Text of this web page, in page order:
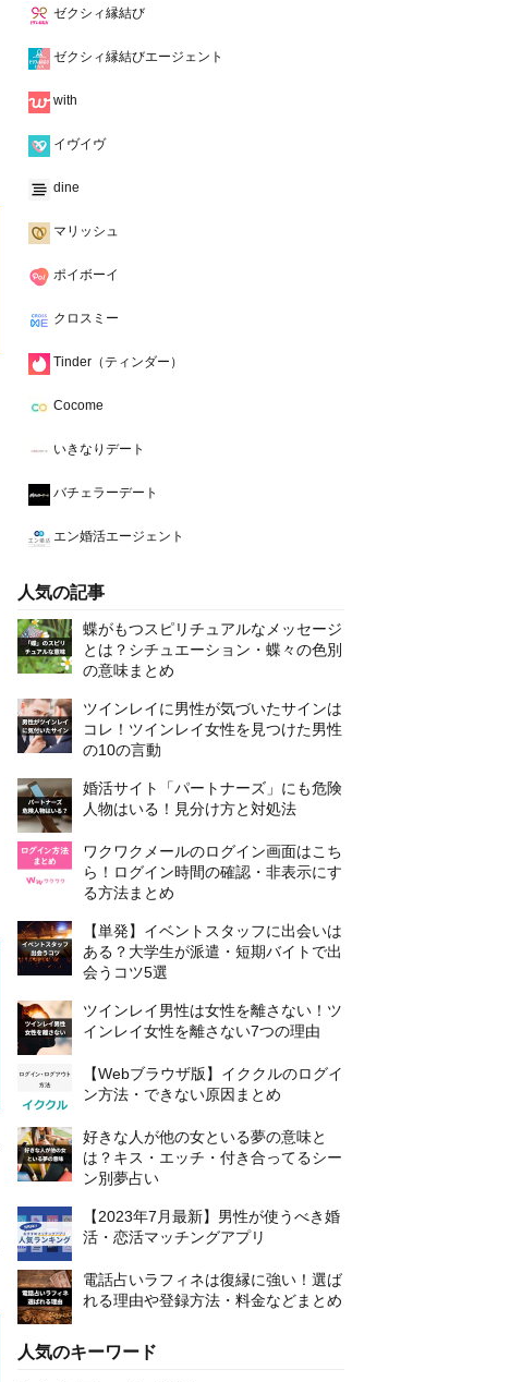
ゼクシィ縁結び
ゼクシィ縁結びエージェント
with
イヴイヴ
dine
マリッシュ
ポイボーイ
クロスミー
Tinder（ティンダー）
Cocome
いきなりデート
バチェラーデート
エン婚活エージェント
人気の記事
蝶がもつスピリチュアルなメッセージ
とは？シチュエーション・蝶々の色別
の意味まとめ
ツインレイに男性が気づいたサインは
コレ！ツインレイ女性を見つけた男性
の10の言動
婚活サイト「パートナーズ」にも危険
人物はいる！見分け方と対処法
ワクワクメールのログイン画面はこち
ら！ログイン時間の確認・非表示にす
る方法まとめ
【単発】イベントスタッフに出会いは
ある？大学生が派遣・短期バイトで出
会うコツ5選
ツインレイ男性は女性を離さない！ツ
インレイ女性を離さない7つの理由
【Webブラウザ版】イククルのログイ
ン方法・できない原因まとめ
好きな人が他の女といる夢の意味と
は？キス・エッチ・付き合ってるシー
ン別夢占い
【2023年7月最新】男性が使うべき婚
活・恋活マッチングアプリ
電話占いラフィネは復縁に強い！選ば
れる理由や登録方法・料金などまとめ
人気のキーワード